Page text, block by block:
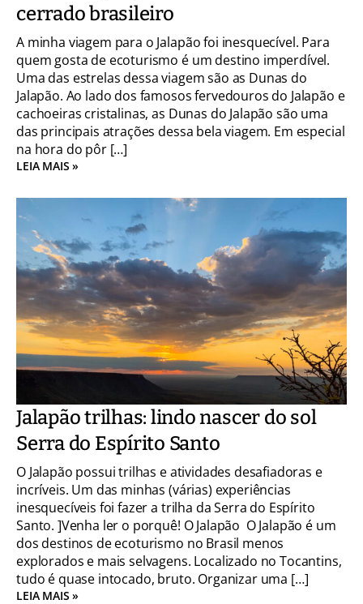
cerrado brasileiro
A minha viagem para o Jalapão foi inesquecível. Para
quem gosta de ecoturismo é um destino imperdível.
Uma das estrelas dessa viagem são as Dunas do
Jalapão. Ao lado dos famosos fervedouros do Jalapão e
cachoeiras cristalinas, as Dunas do Jalapão são uma
das principais atrações dessa bela viagem. Em especial
na hora do pôr […]
LEIA MAIS »
Jalapão trilhas: lindo nascer do sol
Serra do Espírito Santo
O Jalapão possui trilhas e atividades desafiadoras e
incríveis. Um das minhas (várias) experiências
inesquecíveis foi fazer a trilha da Serra do Espírito
Santo. ]Venha ler o porquê! O Jalapão O Jalapão é um
dos destinos de ecoturismo no Brasil menos
explorados e mais selvagens. Localizado no Tocantins,
tudo é quase intocado, bruto. Organizar uma […]
LEIA MAIS »